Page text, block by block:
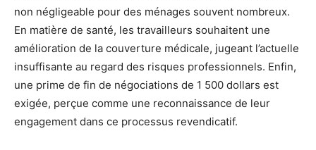
non négligeable pour des ménages souvent nombreux.
En matière de santé, les travailleurs souhaitent une
amélioration de la couverture médicale, jugeant l’actuelle
insuffisante au regard des risques professionnels. Enfin,
une prime de fin de négociations de 1 500 dollars est
exigée, perçue comme une reconnaissance de leur
engagement dans ce processus revendicatif.